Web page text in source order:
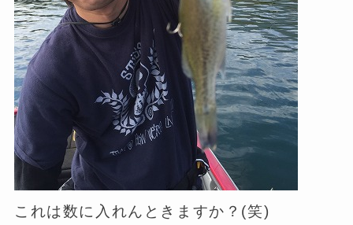
これは数に入れんときますか？(笑)